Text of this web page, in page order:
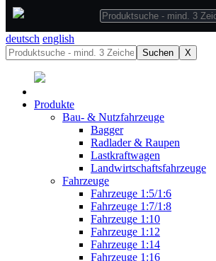
deutsch english
Suchen X
Produkte
Bau- & Nutzfahrzeuge
Bagger
Radlader & Raupen
Lastkraftwagen
Landwirtschaftsfahrzeuge
Fahrzeuge
Fahrzeuge 1:5/1:6
Fahrzeuge 1:7/1:8
Fahrzeuge 1:10
Fahrzeuge 1:12
Fahrzeuge 1:14
Fahrzeuge 1:16